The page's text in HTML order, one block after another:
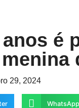
é
29, 2024
WhatsApp